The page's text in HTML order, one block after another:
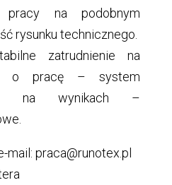
pracy na podobnym
rysunku technicznego.
zatrudnienie na
o pracę – system
na wynikach –
mail: praca@runotex.pl